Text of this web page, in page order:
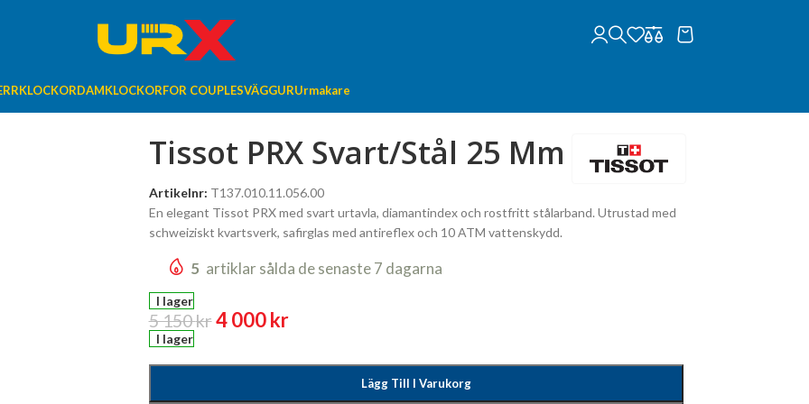
DAMKLOCKORFOR COUPLESVÄGGURUrmakare
Tissot PRX Svart/Stål 25 Mm
Artikelnr: T137.010.11.056.00
En elegant Tissot PRX med svart urtavla, diamantindex och rostfritt stålarband. Utrustad med
schweiziskt kvartsverk, safirglas med antireflex och 10 ATM vattenskydd.
5 artiklar sålda de senaste 7 dagarna
I lager
5 150kr4 000kr
I lager
Lägg Till I Varukorg